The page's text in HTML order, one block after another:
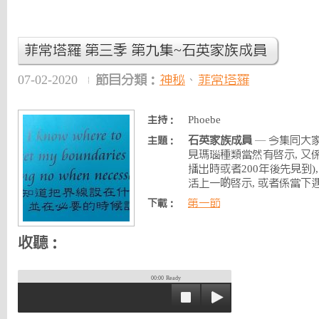
菲常塔羅 第三季 第九集~石英家族成員
07-02-2020 節目分類： 神秘 、 菲常塔羅
主持： Phoebe
主題： 石英家族成員 — 今集同大
見瑪瑙種類當然有啟示, 又
播出時或者200年後先見到
活上一啲啟示, 或者係當下
下載： 第一節
收聽：
00:00 Ready